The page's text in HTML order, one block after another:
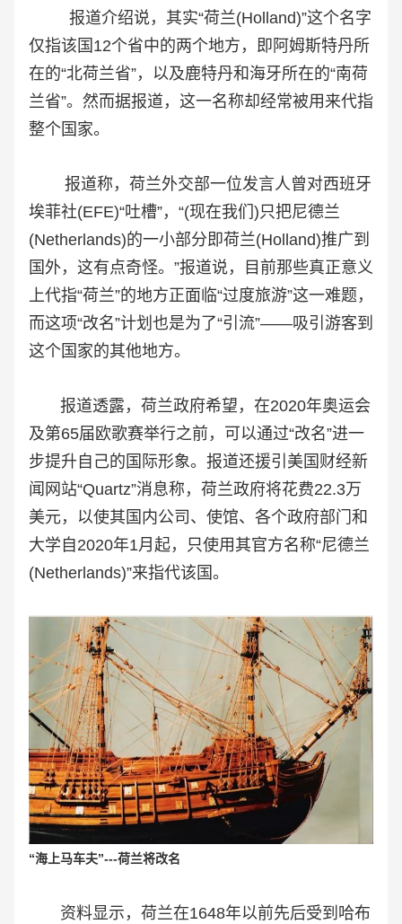
报道介绍说，其实“荷兰(Holland)”这个名字
仅指该国12个省中的两个地方，即阿姆斯特丹所
在的“北荷兰省”，以及鹿特丹和海牙所在的“南荷
兰省”。然而据报道，这一名称却经常被用来代指
整个国家。
报道称，荷兰外交部一位发言人曾对西班牙
埃菲社(EFE)“吐槽”，“(现在我们)只把尼德兰
(Netherlands)的一小部分即荷兰(Holland)推广到
国外，这有点奇怪。”报道说，目前那些真正意义
上代指“荷兰”的地方正面临“过度旅游”这一难题，
而这项“改名”计划也是为了“引流”——吸引游客到
这个国家的其他地方。
报道透露，荷兰政府希望，在2020年奥运会
及第65届欧歌赛举行之前，可以通过“改名”进一
步提升自己的国际形象。报道还援引美国财经新
闻网站“Quartz”消息称，荷兰政府将花费22.3万
美元，以使其国内公司、使馆、各个政府部门和
大学自2020年1月起，只使用其官方名称“尼德兰
(Netherlands)”来指代该国。
“海上马车夫”---荷兰将改名
资料显示，荷兰在1648年以前先后受到哈布